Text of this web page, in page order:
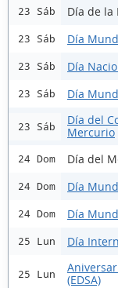
23 Sáb Día de la
23 Sáb Día
23 Sáb Día
23 Sáb Día
23 Sáb
Día del
Mercurio
24 Dom Día del
24 Dom Día
24 Dom Día
25 Lun Día
25 Lun
(EDSA)